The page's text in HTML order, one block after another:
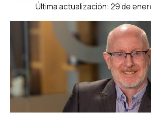
Última actualización: 29 de